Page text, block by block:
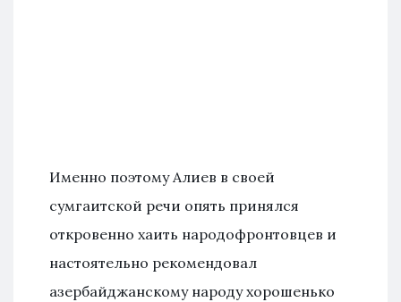
Именно поэтому Алиев в своей
сумгаитской речи опять принялся
откровенно хаить народофронтовцев и
настоятельно рекомендовал
азербайджанскому народу хорошенько